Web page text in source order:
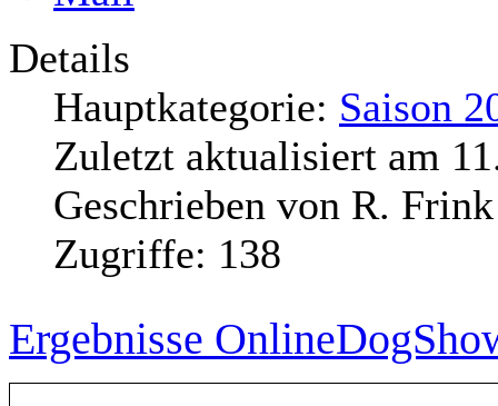
Details
Hauptkategorie: Saison
Zuletzt aktualisiert am
Geschrieben von R. Frink
Zugriffe: 138
Ergebnisse